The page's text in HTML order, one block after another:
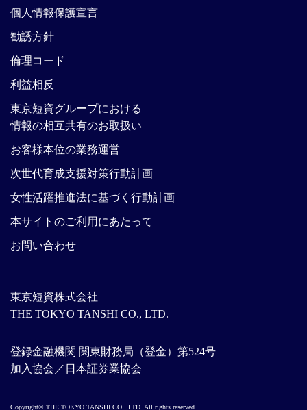
東京短資株式会社
THE TOKYO TANSHI CO., LTD.
登録金融機関 関東財務局（登金）第524号
加入協会／日本証券業協会
個人情報保護宣言
勧誘方針
倫理コード
利益相反
東京短資グループにおける
情報の相互共有のお取扱い
お客様本位の業務運営
次世代育成支援対策行動計画
女性活躍推進法に基づく行動計画
本サイトのご利用にあたって
お問い合わせ
Copyright© THE TOKYO TANSHI CO., LTD. All rights reserved.